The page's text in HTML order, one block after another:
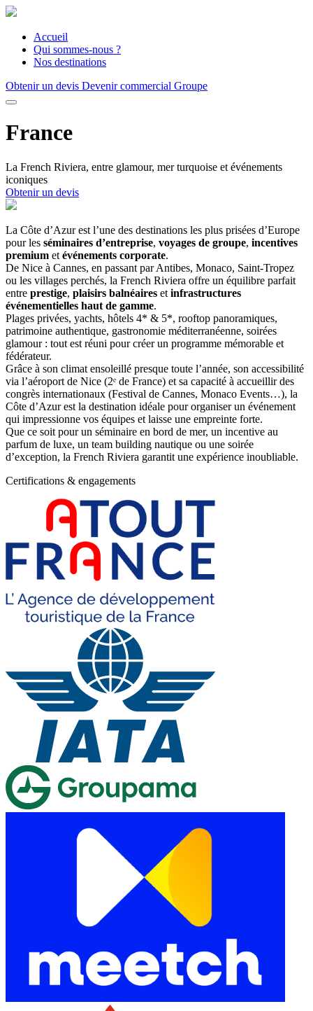
Accueil
Qui sommes-nous ?
Nos destinations
Obtenir un devis Devenir commercial Groupe
France
La French Riviera, entre glamour, mer turquoise et événements
iconiques
Obtenir un devis
La Côte d’Azur est l’une des destinations les plus prisées d’Europe
pour les séminaires d’entreprise, voyages de groupe, incentives
premium et événements corporate.
De Nice à Cannes, en passant par Antibes, Monaco, Saint-Tropez
ou les villages perchés, la French Riviera offre un équilibre parfait
entre prestige, plaisirs balnéaires et infrastructures
événementielles haut de gamme.
Plages privées, yachts, hôtels 4* & 5*, rooftop panoramiques,
patrimoine authentique, gastronomie méditerranéenne, soirées
glamour : tout est réuni pour créer un programme mémorable et
fédérateur.
Grâce à son climat ensoleillé presque toute l’année, son accessibilité
via l’aéroport de Nice (2ᵉ de France) et sa capacité à accueillir des
congrès internationaux (Festival de Cannes, Monaco Events…), la
Côte d’Azur est la destination idéale pour organiser un événement
qui impressionne vos équipes et laisse une empreinte forte.
Que ce soit pour un séminaire en bord de mer, un incentive au
parfum de luxe, un team building nautique ou une soirée
d’exception, la French Riviera garantit une expérience inoubliable.
Certifications & engagements